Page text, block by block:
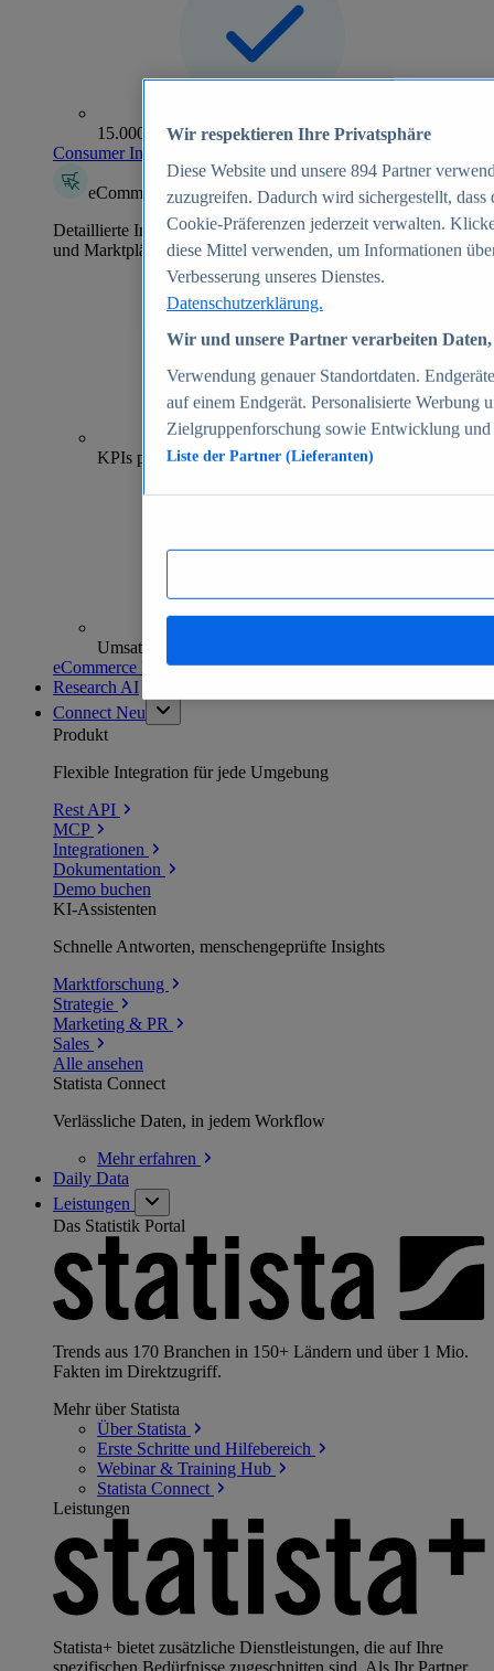
15.000+ Marken
Consumer Insights entdecken
eCommerce Insights
Detaillierte Informationen zu mehr als 39.000 Online-Shops
und Marktplätzen
70+
KPIs pro Shop
Umsatzanalysen und -prognosen
eCommerce Insights entdecken
Research AI
Connect Neu
Produkt
Flexible Integration für jede Umgebung
Rest API
MCP
Integrationen
Dokumentation
Demo buchen
KI-Assistenten
Schnelle Antworten, menschengeprüfte Insights
Marktforschung
Strategie
Marketing & PR
Sales
Alle ansehen
Statista Connect
Verlässliche Daten, in jedem Workflow
Mehrerfahren
Daily Data
Leistungen
Das Statistik Portal
Trends aus 170 Branchen in 150+ Ländern und über 1 Mio.
Fakten im Direktzugriff.
Mehr über Statista
Über Statista
Erste Schritte und Hilfebereich
Webinar & Training Hub
Statista Connect
Leistungen
Statista+ bietet zusätzliche Dienstleistungen, die auf Ihre
spezifischen Bedürfnisse zugeschnitten sind. Als Ihr Partner
Wir respektieren Ihre Privatsphäre
Diese Website und unsere 894 Partner
zuzugreifen. Dadurch wird sichergestellt,
Cookie-Präferenzen jederzeit verwalten.
diese Mittel verwenden, um Informationen
Verbesserung unseres Dienstes.
Datenschutzerklärung.
Wir und unsere Partner verarbeiten
Verwendung genauer Standortdaten.
auf einem Endgerät. Personalisierte Werbung
Zielgruppenforschung sowie Entwicklung
Liste der Partner (Lieferanten)